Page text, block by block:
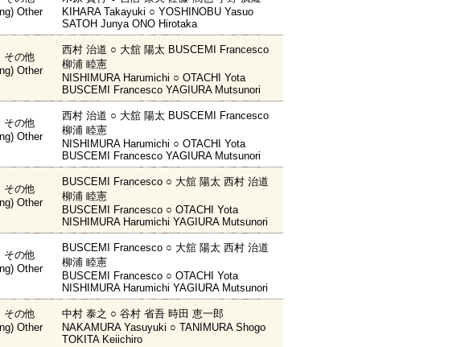
Other
KIHARA Takayuki ○ YOSHINOBU Yasuo
SATOH Junya ONO Hirotaka
その他
Other
西村 治道 ○ 大舘 陽太 BUSCEMI Francesco
柳浦 睦憲
NISHIMURA Harumichi ○ OTACHI Yota
BUSCEMI Francesco YAGIURA Mutsunori
その他
Other
西村 治道 ○ 大舘 陽太 BUSCEMI Francesco
柳浦 睦憲
NISHIMURA Harumichi ○ OTACHI Yota
BUSCEMI Francesco YAGIURA Mutsunori
その他
Other
BUSCEMI Francesco ○ 大舘 陽太 西村 治道
柳浦 睦憲
BUSCEMI Francesco ○ OTACHI Yota
NISHIMURA Harumichi YAGIURA Mutsunori
その他
Other
BUSCEMI Francesco ○ 大舘 陽太 西村 治道
柳浦 睦憲
BUSCEMI Francesco ○ OTACHI Yota
NISHIMURA Harumichi YAGIURA Mutsunori
その他
Other
中村 泰之 ○ 谷村 省吾 時田 恵一郎
NAKAMURA Yasuyuki ○ TANIMURA Shogo
TOKITA Keiichiro